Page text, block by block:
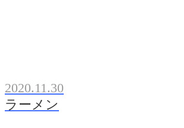
2020.11.30
ラーメン